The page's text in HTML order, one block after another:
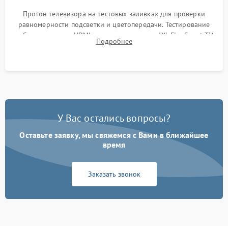
Прогон телевизора на тестовых заливках для проверки
равномерности подсветки и цветопередачи. Тестирование
работы разъемов HDMI, динамиков, модуля Wi-Fi и Smart TV
в рабочем режиме в течение нескольких часов.
Подробнее
У Вас остались вопросы?
Оставьте заявку, мы свяжемся с Вами в ближайшее
время
Заказать звонок